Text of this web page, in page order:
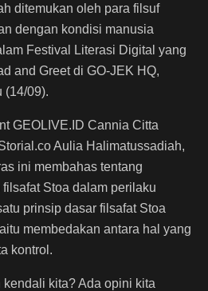
ditemukan oleh para filsuf
dengan kondisi manusia
Festival Literasi Digital yang
and Greet di GO-JEK HQ,
(14/09).
GEOLIVE.ID Cannia Citta
Aulia Halimatussadiah,
ini membahas tentang
Stoa dalam perilaku
prinsip dasar filsafat Stoa
membedakan antara hal yang
kontrol.
kita? Ada opini kita